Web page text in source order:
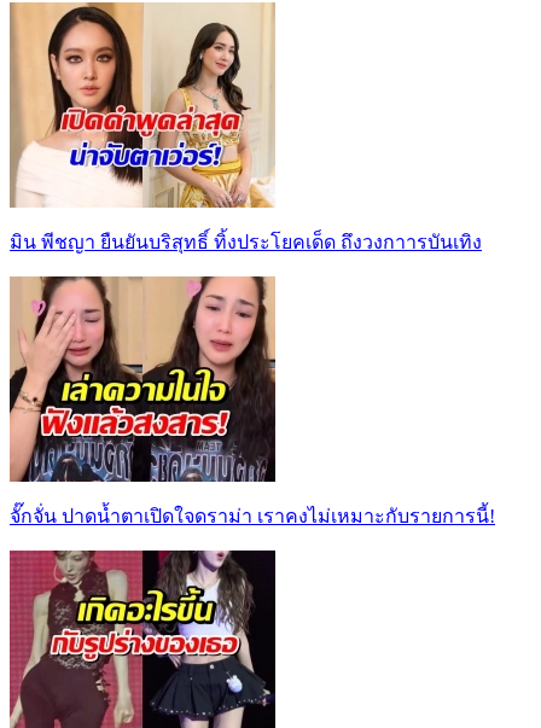
มิน พีชญา ยืนยันบริสุทธิ์ ทิ้งประโยคเด็ด ถึงวงกาารบันเทิง
จั๊กจั่น ปาดน้ำตาเปิดใจดราม่า เราคงไม่เหมาะกับรายการนี้!